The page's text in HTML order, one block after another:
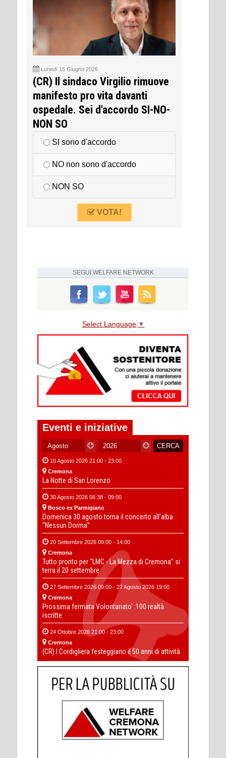
Lunedì 15 Giugno 2026
(CR) Il sindaco Virgilio rimuove
manifesto pro vita davanti
ospedale. Sei d'accordo SI-NO-
NON SO
SI sono d'accordo
NO non sono d'accordo
NON SO
VOTA!
SEGUI WELFARE NETWORK
Select Language ▼
Eventi e iniziative
10 Agosto 2026 21:00 - 23:00
Cremona
La Notte di San Lorenzo
30 Agosto 2026 06:38 - 09:00
Bosco ex Parmigiano
Domenica 30 agosto torna il concerto all’alba
“Nessun Dorma”
20 Settembre 2026 09:00 - 14:00
Cremona
Tutto pronto per “LMC - La Mezza di Cremona” si
terra il 20 settembre
27 Settembre 2026 09:00 - 27 Agosto 2026 19:00
Cremona
Prossima fermata Volontariato' :100 realtà
iscritte
24 Ottobre 2026 21:00 - 23:00
Cremona
(CR) I Cordigliera festeggiano il 50 anni di attività